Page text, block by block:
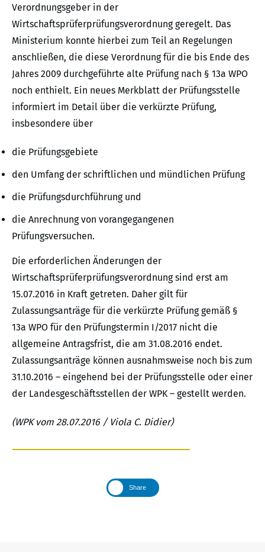
Verordnungsgeber in der
Wirtschaftsprüferprüfungsverordnung geregelt. Das
Ministerium konnte hierbei zum Teil an Regelungen
anschließen, die diese Verordnung für die bis Ende des
Jahres 2009 durchgeführte alte Prüfung nach § 13a WPO
noch enthielt. Ein neues Merkblatt der Prüfungsstelle
informiert im Detail über die verkürzte Prüfung,
insbesondere über
die Prüfungsgebiete
den Umfang der schriftlichen und mündlichen Prüfung
die Prüfungsdurchführung und
die Anrechnung von vorangegangenen
Prüfungsversuchen.
Die erforderlichen Änderungen der
Wirtschaftsprüferprüfungsverordnung sind erst am
15.07.2016 in Kraft getreten. Daher gilt für
Zulassungsanträge für die verkürzte Prüfung gemäß §
13a WPO für den Prüfungstermin I/2017 nicht die
allgemeine Antragsfrist, die am 31.08.2016 endet.
Zulassungsanträge können ausnahmsweise noch bis zum
31.10.2016 – eingehend bei der Prüfungsstelle oder einer
der Landesgeschäftsstellen der WPK – gestellt werden.
(WPK vom 28.07.2016 / Viola C. Didier)
Share